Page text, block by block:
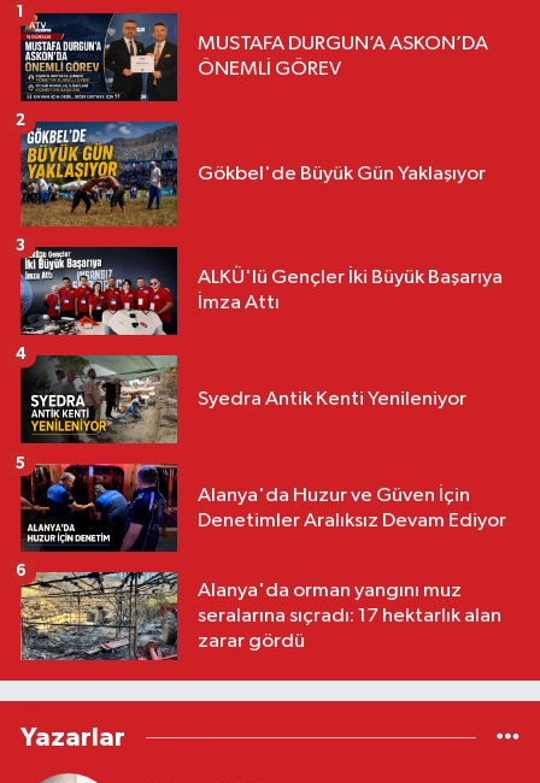
MUSTAFA DURGUN’A ASKON’DA
ÖNEMLİ GÖREV
1
Gökbel'de Büyük Gün Yaklaşıyor
2
ALKÜ'lü Gençler İki Büyük Başarıya
İmza Attı
3
Syedra Antik Kenti Yenileniyor
4
Alanya'da Huzur ve Güven İçin
Denetimler Aralıksız Devam Ediyor
5
Alanya'da orman yangını muz
seralarına sıçradı: 17 hektarlık alan
zarar gördü
6
Yazarlar